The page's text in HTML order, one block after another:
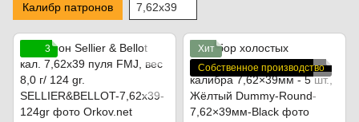
Калибр патронов 7,62х39
3
Хит
Собственное производство